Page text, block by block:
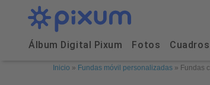
Álbum Digital Pixum Fotos Cuadros
Inicio » Fundas móvil personalizadas » Fundas